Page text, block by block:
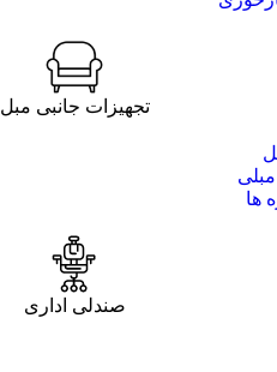
تجهیزات جانبی مبل
ها
صندلی اداری